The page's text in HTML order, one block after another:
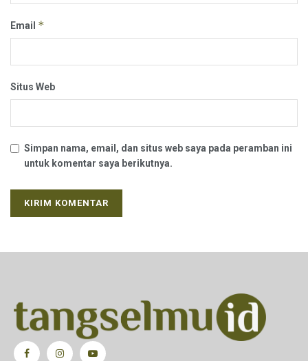
Email *
Situs Web
Simpan nama, email, dan situs web saya pada peramban ini
untuk komentar saya berikutnya.